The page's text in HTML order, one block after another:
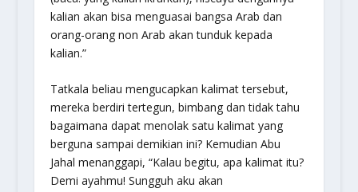
kalian akan bisa menguasai bangsa Arab dan
orang-orang non Arab akan tunduk kepada
kalian.”
Tatkala beliau mengucapkan kalimat tersebut,
mereka berdiri tertegun, bimbang dan tidak tahu
bagaimana dapat menolak satu kalimat yang
berguna sampai demikian ini? Kemudian Abu
Jahal menanggapi, “Kalau begitu, apa kalimat itu?
Demi ayahmu! Sungguh aku akan